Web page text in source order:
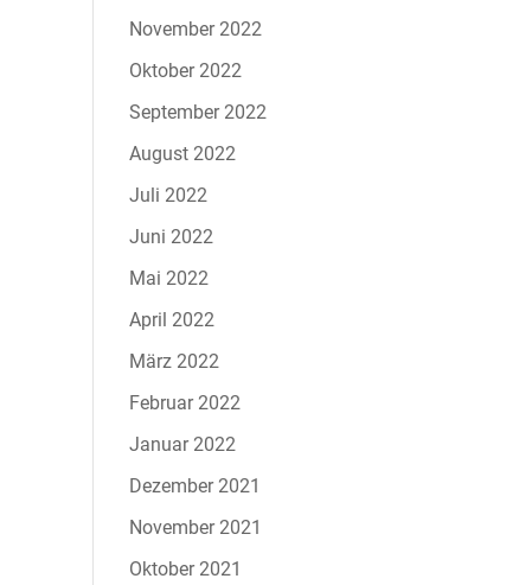
November 2022
Oktober 2022
September 2022
August 2022
Juli 2022
Juni 2022
Mai 2022
April 2022
März 2022
Februar 2022
Januar 2022
Dezember 2021
November 2021
Oktober 2021